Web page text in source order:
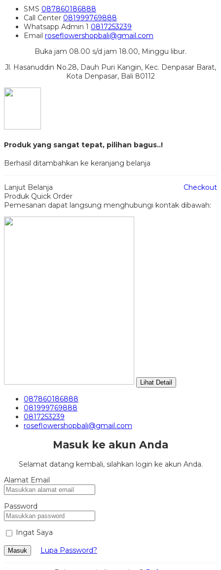
SMS 087860186888
Call Center 081999769888
Whatsapp Admin 1 0817253239
Email roseflowershopbali@gmail.com
Buka jam 08.00 s/d jam 18.00, Minggu libur.
Jl. Hasanuddin No.28, Dauh Puri Kangin, Kec. Denpasar Barat,
Kota Denpasar, Bali 80112
Produk yang sangat tepat, pilihan bagus..!
Berhasil ditambahkan ke keranjang belanja
Lanjut Belanja
Checkout
Produk Quick Order
Pemesanan dapat langsung menghubungi kontak dibawah:
Lihat Detail
087860186888
081999769888
0817253239
roseflowershopbali@gmail.com
Masuk ke akun Anda
Selamat datang kembali, silahkan login ke akun Anda.
Alamat Email
Password
Ingat Saya
Masuk Lupa Password?